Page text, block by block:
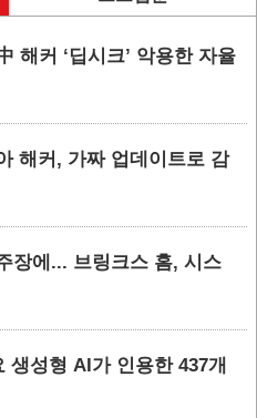
해커 ‘딥시크’ 악용한 자율
해커, 가짜 업데이트로 감
장에... 브링크스 홈, 시스
성형 AI가 인용한 437개